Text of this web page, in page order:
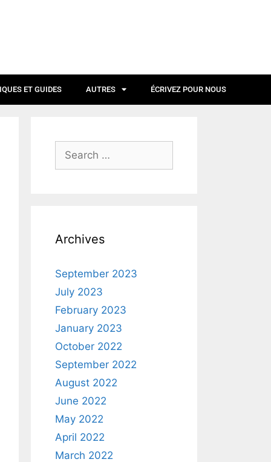
ET GUIDES AUTRES ÉCRIVEZ POUR NOUS
Archives
September 2023
July 2023
February 2023
January 2023
October 2022
September 2022
August 2022
June 2022
May 2022
April 2022
March 2022